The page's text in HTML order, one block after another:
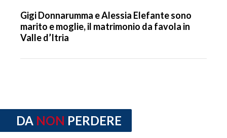
Gigi Donnarumma e Alessia Elefante sono
marito e moglie, il matrimonio da favola in
Valle d’Itria
DA NON PERDERE